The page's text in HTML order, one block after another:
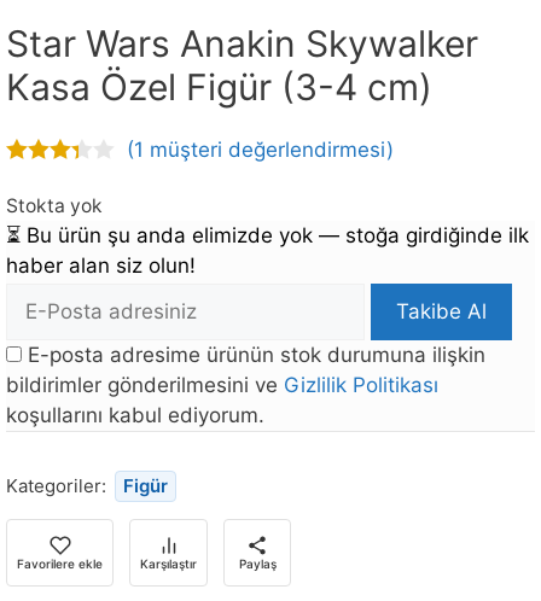
Star Wars Anakin Skywalker
Kasa Özel Figür (3-4 cm)
out of
5
(1 müşteri değerlendirmesi)
Stokta yok
⏳ Bu ürün şu anda elimizde yok — stoğa girdiğinde ilk
haber alan siz olun!
Adresi
Takibe Al
E-posta adresime ürünün stok durumuna ilişkin
bildirimler gönderilmesini ve Gizlilik Politikası
koşullarını kabul ediyorum.
ürün
stoğa
döndüğünde
bildirim
Kategoriler: Figür
Favorilere ekle Karşılaştır Paylaş